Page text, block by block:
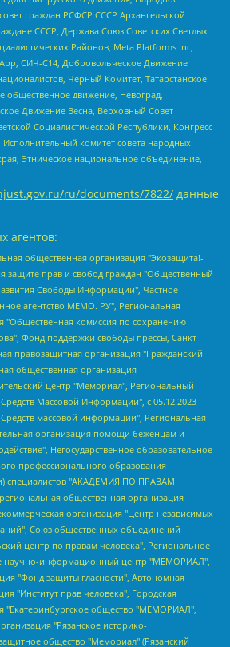
граждан РСФСР СССР Архангельской
СССР, Держава Союз Советских Светлых
Районов, Meta Platforms Inc,
СИЧ-С14, Добровольческое Движение
Черный Комитет, Татарстанское
общественное движение, Невоград,
Движение Весна, Верховный Совет
Социалистической Республики, Конгресс
комитет совета народных
Этническое национальное объединение,
ru/documents/7822/ данные
агентов:
права и публичной политики", Баданин Роман Сергеевич, Гликин Максим Александрович, Железнова Мария Михайловна, Лукьянова Юлия Сергеевна, Маетная Елизавета Витальевна, Маняхин Петр Борисович, Чуракова Ольга Владимировна, Ярош Юлия Петровна, Юридическое лицо "The Insider SIA", зарегистрированное в Риге, Латвийская Республика (дата регистрации 26.06.2015), являющееся администратором доменного имени интернет-издания "The Insider SIA", https://theins.ru, Постернак Алексей Евгеньевич, Рубин Михаил Аркадьевич, Анин Роман Александрович, Юридическое лицо Istories fonds, зарегистрированное в Латвийской Республике (регистрационный номер 50008295751, дата регистрации 24.02.2020), Великовский Дмитрий Александрович, Долинина Ирина Николаевна, Мароховская Алеся Алексеевна, Шлейнов Роман Юрьевич, Шмагун Олеся Валентиновна, Общество с ограниченной ответственностью "Альтаир 2021", Общество с ограниченной ответственностью "Вега 2021", Общество с ограниченной ответственностью "Главный редактор 2021", Общество с ограниченной ответственностью "Ромашки монолит", Важенков Артем Валерьевич, Ивановская областная общественная организация "Центр гендерных исследований", Гурман Юрий Альбертович, Медиапроект "ОВД-Инфо", Егоров Владимир Владимирович, Жилинский Владимир Александрович, Общество с ограниченной ответственностью "ЗП", Иванова София Юрьевна, Карезина Инна Павловна, Кильтау Екатерина Викторовна, Петров Алексей Викторович, Пискунов Сергей Евгеньевич, Смирнов Сергей Сергеевич, Тихонов Михаил Сергеевич, Общество с ограниченной ответственностью "ЖУРНАЛИСТ-ИНОСТРАННЫЙ АГЕНТ", Арапова Галина Юрьевна, Вольтская Татьяна Анатольевна, Американская компания "Mason G.E.S. Anonymous Foundation" (США), являющаяся владельцем интернет-издания https://mnews.world/, Компания "Stichting Bellingcat", зарегистрированная в Нидерландах (дата регистрации 11.07.2018), Захаров Андрей Вячеславович, Клепиковская Екатерина Дмитриевна, Общество с ограниченной ответственностью "МЕМО", Перл Роман Александрович, Симонов Евгений Алексеевич, Соловьева Елена Анатольевна, Сотников Даниил Владимирович, Сурначева Елизавета Дмитриевна, Автономная некоммерческая организация по защите прав человека и информированию населения "Якутия – Наше Мнение", Общество с ограниченной ответственностью "Москоу диджитал медиа", с 26.01.2023 Общество с ограниченной ответственностью "Чайка Белые сады", Ветошкина Валерия Валерьевна, Заговора Максим Александрович, Межрегиональное общественное движение "Российская ЛГБТ - сеть", Оленичев Максим Владимирович, Павлов Иван Юрьевич, Скворцова Елена Сергеевна, Общество с ограниченной ответственностью "Как бы инагент", Кочетков Игорь Викторович, Общество с ограниченной ответственностью "Честные выборы", Еланчик Олег Александрович, Общество с ограниченной ответственностью "Нобелевский призыв", Гималова Регина Эмилевна, Григорьев Андрей Валерьевич, Григорьева Алина Александровна, Ассоциация по содействию защите прав призывников, альтернативнослужащих и военнослужащих "Правозащитная группа "Гражданин.Армия.Право", Хисамова Регина Фаритовна, Автономная некоммерческая организация по реализации социально-правовых программ "Лилит", Дальневосточное общественное движение "Маяк", Санкт-Петербургская ЛГБТ-инициативная группа "Выход", Инициативная группа ЛГБТ+ "Реверс", Алексеев Андрей Викторович, Бекбулатова Таисия Львовна, Беляев Иван Михайлович, Владыкина Елена Сергеевна, Гельман Марат Александрович, Никульшина Вероника Юрьевна, Толоконникова Надежда Андреевна, Шендерович Виктор Анатольевич, Общество с ограниченной ответственностью "Данное сообщение", Общество с ограниченной ответственностью Издательский дом "Новая глава", Айнбиндер Александра Александровна, Московский комьюнити-центр для ЛГБТ+инициатив, Благотворительный фонд развития филантропии, Deutsche Welle (Германия, Kurt-Schumacher-Strasse 3, 53113 Bonn), Борзунова Мария Михайловна, Воробьев Виктор Викторович, Голубева Анна Львовна, Константинова Алла Михайловна, Малкова Ирина Владимировна, Мурадов Мурад Абдулгалимович, Осетинская Елизавета Николаевна, Понасенков Евгений Николаевич, Ганапольский Матвей Юрьевич, Киселев Евгений Алексеевич, Борухович Ирина Григорьевна, Дремин Иван Тимофеевич, Дубровский Дмитрий Викторович, Красноярская региональная общественная организация поддержки и развития альтернативных образовательных технологий и межкультурных коммуникаций "ИНТЕРРА", Маяковская Екатерина Алексеевна, Фейгин Марк Захарович, Филимонов Андрей Викторович, Дзугкоева Регина Николаевна, Доброхотов Роман Александрович, Дудь Юрий Александрович, Елкин Сергей Владимирович, Кругликов Кирилл Игоревич, Сабунаева Мария Леонидовна, Семенов Алексей Владимирович, Шаинян Карен Багратович, Шульман Екатерина Михайловна, Асафьев Артур Валерьевич, Вахштайн Виктор Семенович, Венедиктов Алексей Алексеевич, Лушникова Екатерина Евгеньевна, Волков Леонид Михайлович, Невзоров Александр Глебович, Пархоменко Сергей Борисович, Сироткин Ярослав Николаевич, Кара-Мурза Владимир Владимирович, Баранова Наталья Владимировна, Гозман Леонид Яковлевич, Кагарлицкий Борис Юльевич, Климарев Михаил Валерьевич, Милов Владимир Станиславович, Автономная некоммерческая организация Краснодарский центр современного искусства "Типография", Моргенштерн Алишер Тагирович, Соболь Любовь Эдуардовна, Общество с ограниченной ответственностью "ЛИЗА НОРМ", Каспаров Гарри Кимович, Ходорковский Михаил Борисович, Общество с ограниченной ответственностью "Апрельские тезисы", Данилович Ирина Брониславовна, Кашин Олег Владимирович, Петров Николай Владимирович, Пивоваров Алексей Владимирович, Соколов Михаил Владимирович, Цветкова Юлия Владимировна, Чичваркин Евгений Александрович, Комитет против пыток/Команда против пыток, Общество с ограниченной ответственностью "Первый научный", Общество с ограниченной ответственностью "Вертолет и ко", Белоцерковская Вероника Борисовна, Кац Максим Евгеньевич, Лазарева Татьяна Юрьевна, Шаведдинов Руслан Табризович, Яшин Илья Валерьевич, Общество с ограниченной ответственностью "Иноагент ААВ", Алешковский Дмитрий Петрович, Альбац Евгения Марковна, Быков Дмитрий Львович, Галямина Юлия Евгеньевна, Лойко Сергей Леонидович, Мартынов Кирилл Константинович, Медведев Сергей Александрович, Крашенинников Федор Геннадиевич, Гордеева Катерина Вл